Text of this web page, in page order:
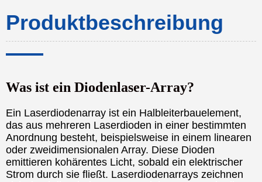
Produktbeschreibung
Was ist ein Diodenlaser-Array?
Ein Laserdiodenarray ist ein Halbleiterbauelement,
das aus mehreren Laserdioden in einer bestimmten
Anordnung besteht, beispielsweise in einem linearen
oder zweidimensionalen Array. Diese Dioden
emittieren kohärentes Licht, sobald ein elektrischer
Strom durch sie fließt. Laserdiodenarrays zeichnen